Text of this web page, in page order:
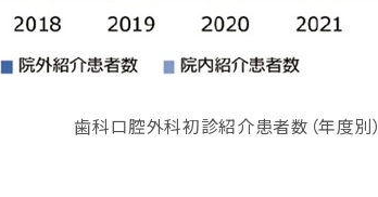
歯科口腔外科初診紹介患者数（年度別）